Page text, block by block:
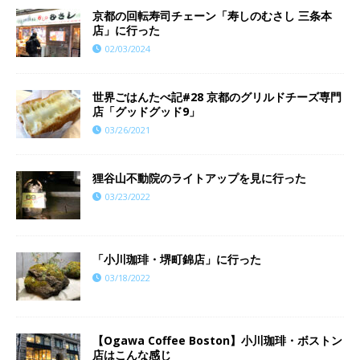
京都の回転寿司チェーン「寿しのむさし 三条本
店」に行った
02/03/2024
世界ごはんたべ記#28 京都のグリルドチーズ専門
店「グッドグッド9」
03/26/2021
狸谷山不動院のライトアップを見に行った
03/23/2022
「小川珈琲・堺町錦店」に行った
03/18/2022
【Ogawa Coffee Boston】小川珈琲・ボストン
店はこんな感じ